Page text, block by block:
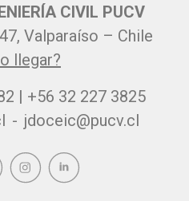
CIVIL PUCV
Valparaíso – Chile
llegar?
| +56 32 227 3825
- jdoceic@pucv.cl